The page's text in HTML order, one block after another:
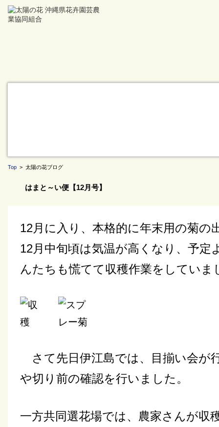
Top > 太陽の花ブログ
はまと～い便【12月号】
12月に入り、本格的に年末用の菊の
12月中旬頃は気温が高 くなり、予定
んたちも慌てて収穫作業をしていま
さて先日伊江島では、目揃い会が
や切り前の確認を行いました。
一方共同選花場では、農家さんが収